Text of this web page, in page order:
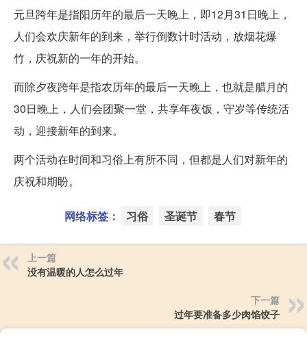
元旦跨年是指阳历年的最后一天晚上，即12月31日晚上，
人们会欢庆新年的到来，举行倒数计时活动，放烟花爆
竹，庆祝新的一年的开始。
而除夕夜跨年是指农历年的最后一天晚上，也就是腊月的
30日晚上，人们会团聚一堂，共享年夜饭，守岁等传统活
动，迎接新年的到来。
两个活动在时间和习俗上有所不同，但都是人们对新年的
庆祝和期盼。
网络标签： 习俗 圣诞节 春节
上一篇
没有温暖的人怎么过年
下一篇
过年要准备多少肉馅饺子